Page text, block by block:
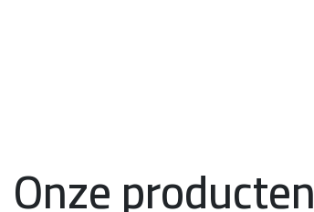
Onze producten